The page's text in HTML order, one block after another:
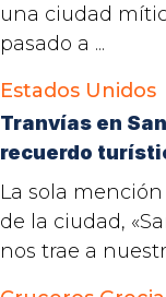
una ciudad
pasado a ...
Estados Unidos
Tranvías en
recuerdo
La sola
de la ciudad,
nos trae a